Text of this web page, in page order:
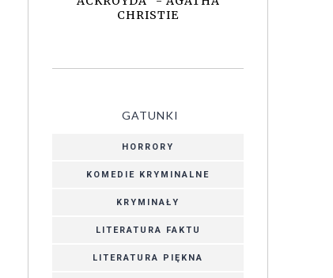
CHRISTIE
GATUNKI
HORRORY
KOMEDIE KRYMINALNE
KRYMINAŁY
LITERATURA FAKTU
LITERATURA PIĘKNA